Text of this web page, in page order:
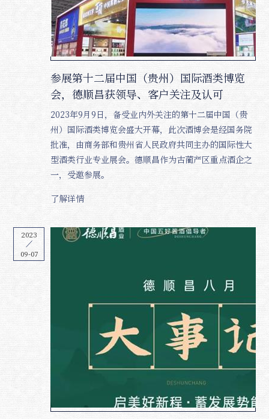
参展第十二届中国（贵州）国际酒类博览
会，德顺昌获领导、客户关注及认可
2023年9月9日，备受业内外关注的第十二届中国（贵
州）国际酒类博览会盛大开幕，此次酒博会是经国务院
批准，由商务部和贵州省人民政府共同主办的国际性大
型酒类行业专业展会。德顺昌作为古蔺产区重点酒企之
一，受邀参展。
了解详情
2023
09-07